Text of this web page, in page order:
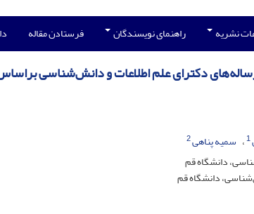
نشریه راهنمای نویسندگان فرستادن مقاله
دکترای علم اطلاعات و دانش‌شناسی
1 سمیه پناهی2
دانشگاه قم
دانشگاه قم